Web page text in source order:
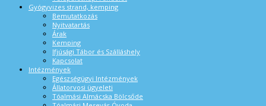
Gyógyvizes strand, kemping
Bemutatkozás
Nyitvatartás
Árak
Kemping
Ifjúsági Tábor és Szálláshely
Kapcsolat
Intézmények
Egészségügyi Intézmények
Állatorvosi ügyeleti
Tóalmási Almácska Bölcsőde